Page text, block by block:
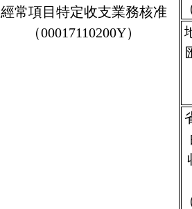
經常項目特定收支業務核准
（00017110200Y）